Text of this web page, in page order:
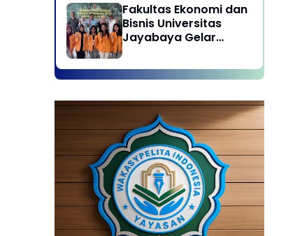
Global Career in
Jayabaya University
Fakultas Ekonomi dan
Bisnis Universitas
Jayabaya Gelar
Kampus